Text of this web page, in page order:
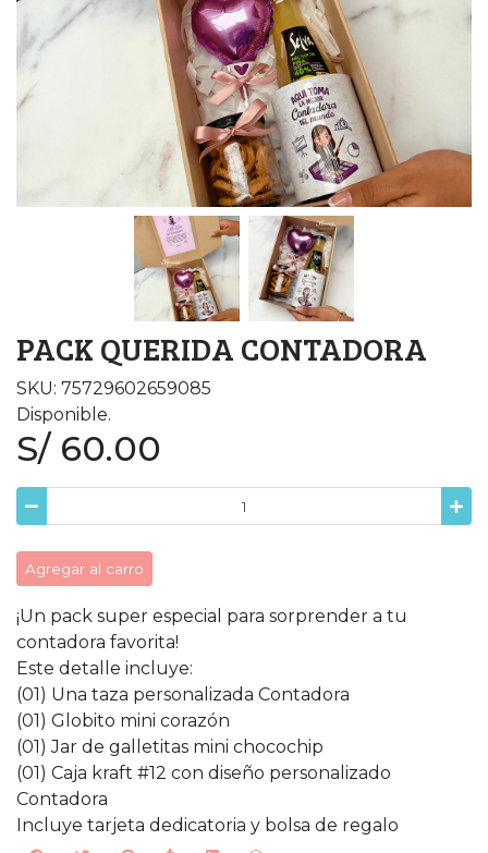
PACK QUERIDA CONTADORA
SKU: 75729602659085
Disponible.
S/ 60.00
Agregar al carro
¡Un pack super especial para sorprender a tu
contadora favorita!
Este detalle incluye:
(01) Una taza personalizada Contadora
(01) Globito mini corazón
(01) Jar de galletitas mini chocochip
(01) Caja kraft #12 con diseño personalizado
Contadora
Incluye tarjeta dedicatoria y bolsa de regalo